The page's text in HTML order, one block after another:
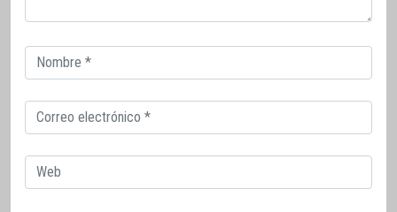
Correo
electrónico
Correo
electrónico
Web